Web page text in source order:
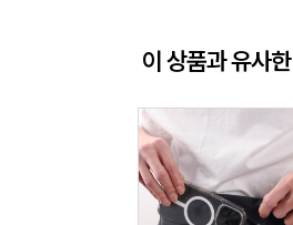
이 상품과 유사한